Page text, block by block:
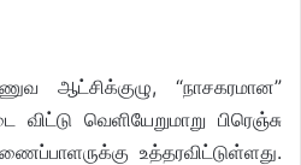
ஆட்சிக்குழு, “நாசகரமான”
வெளியேறுமாறு பிரெஞ்சு
உத்தரவிட்டுள்ளது.